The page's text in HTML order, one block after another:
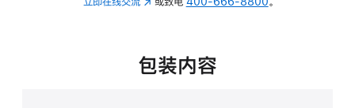
中
包装内容